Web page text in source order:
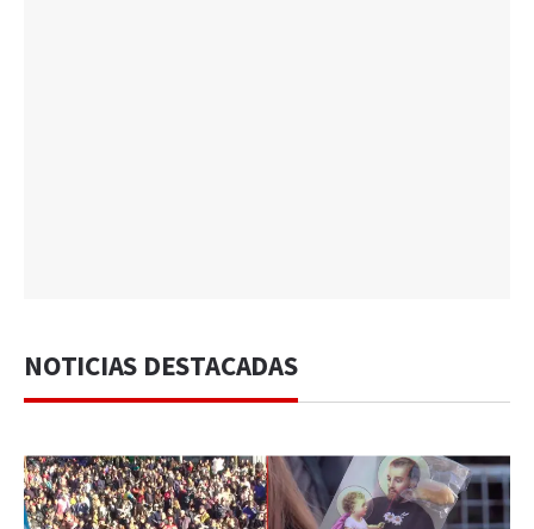
NOTICIAS DESTACADAS